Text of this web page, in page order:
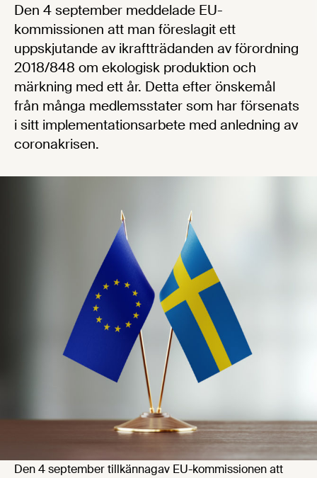
Den 4 september meddelade EU-
kommissionen att man föreslagit ett
uppskjutande av ikraftträdanden av förordning
2018/848 om ekologisk produktion och
märkning med ett år. Detta efter önskemål
från många medlemsstater som har försenats
i sitt implementationsarbete med anledning av
coronakrisen.
Den 4 september tillkännagav EU-kommissionen att